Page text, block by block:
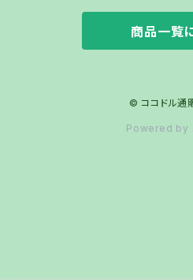
商品一覧
© ココドル通
Powered by